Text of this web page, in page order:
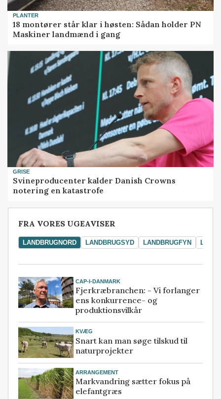
PLANTER
18 montører står klar i høsten: Sådan holder PN
Maskiner landmænd i gang
GRISE
Svineproducenter kalder Danish Crowns
notering en katastrofe
FRA VORES UGEAVISER
LANDBRUGNORD LANDBRUGSYD LANDBRUGFYN
CAP-I-DANMARK
Fjerkræbranchen: - Vi forlanger
ens konkurrence- og
produktionsvilkår
KVÆG
Snart kan man søge tilskud til
naturprojekter
ARRANGEMENT
Markvandring sætter fokus på
elefantgræs